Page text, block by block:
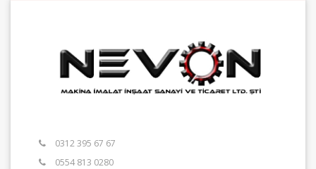
0312 395 67 67
0554 813 0280